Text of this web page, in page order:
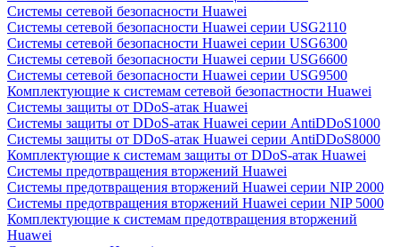
Системы сетевой безопасности Huawei
Системы сетевой безопасности Huawei серии USG2110
Системы сетевой безопасности Huawei серии USG6300
Системы сетевой безопасности Huawei серии USG6600
Системы сетевой безопасности Huawei серии USG9500
Комплектующие к системам сетевой безопастности Huawei
Системы защиты от DDoS-атак Huawei
Системы защиты от DDoS-атак Huawei серии AntiDDoS1000
Системы защиты от DDoS-атак Huawei серии AntiDDoS8000
Комплектующие к системам защиты от DDoS-атак Huawei
Системы предотвращения вторжений Huawei
Системы предотвращения вторжений Huawei серии NIP 2000
Системы предотвращения вторжений Huawei серии NIP 5000
Комплектующие к системам предотвращения вторжений
Huawei